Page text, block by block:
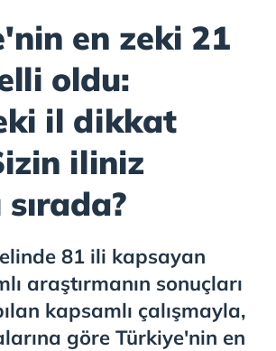
en zeki 21
oldu:
il dikkat
iliniz
sırada?
81 ili kapsayan
araştırmanın sonuçları
kapsamlı çalışmayla,
göre Türkiye'nin en